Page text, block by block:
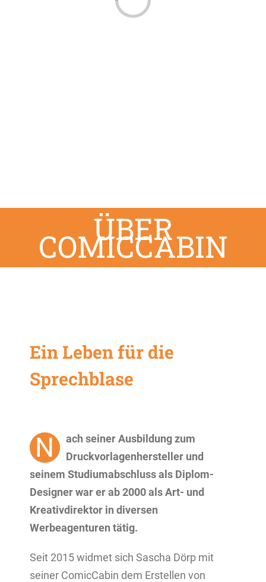
Loading...
ÜBER
COMICCABIN
Ein Leben für die
Sprechblase
N
ach seiner Ausbildung zum
Druckvorlagenhersteller und
seinem Studiumabschluss als Diplom-
Designer war er ab 2000 als Art- und
Kreativdirektor in diversen
Werbeagenturen tätig.
Seit 2015 widmet sich Sascha Dörp mit
seiner ComicCabin dem Erstellen von